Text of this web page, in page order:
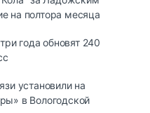
на полтора месяца
года обновят 240
установили на
в Вологодской